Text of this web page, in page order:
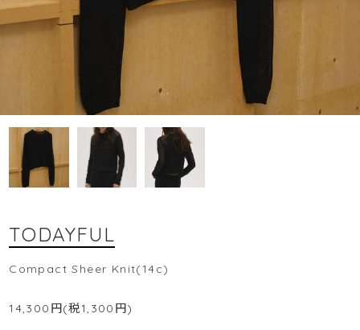
TODAYFUL
Compact Sheer Knit(14c)
14,300円(税1,300円)